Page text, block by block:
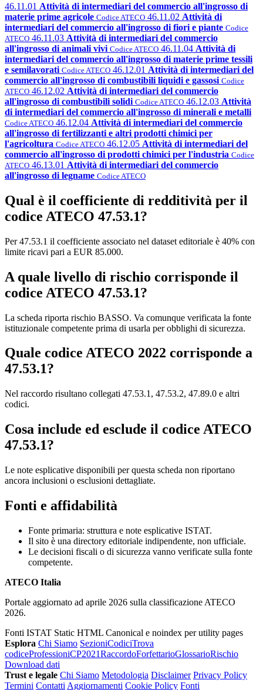
46.11.01 Attività di intermediari del commercio all'ingrosso di
materie prime agricole Codice ATECO 46.11.02 Attività di
intermediari del commercio all'ingrosso di fiori e piante Codice
ATECO 46.11.03 Attività di intermediari del commercio
all'ingrosso di animali vivi Codice ATECO 46.11.04 Attività di
intermediari del commercio all'ingrosso di materie prime tessili
e semilavorati Codice ATECO 46.12.01 Attività di intermediari del
commercio all'ingrosso di combustibili liquidi e gassosi Codice
ATECO 46.12.02 Attività di intermediari del commercio
all'ingrosso di combustibili solidi Codice ATECO 46.12.03 Attività
di intermediari del commercio all'ingrosso di minerali e metalli
Codice ATECO 46.12.04 Attività di intermediari del commercio
all'ingrosso di fertilizzanti e altri prodotti chimici per
l'agricoltura Codice ATECO 46.12.05 Attività di intermediari del
commercio all'ingrosso di prodotti chimici per l'industria Codice
ATECO 46.13.01 Attività di intermediari del commercio
all'ingrosso di legname Codice ATECO
Qual è il coefficiente di redditività per il
codice ATECO 47.53.1?
Per 47.53.1 il coefficiente associato nel dataset editoriale è 40% con
limite ricavi pari a EUR 85.000.
A quale livello di rischio corrisponde il
codice ATECO 47.53.1?
La scheda riporta rischio BASSO. Va comunque verificata la fonte
istituzionale competente prima di usarla per obblighi di sicurezza.
Quale codice ATECO 2022 corrisponde a
47.53.1?
Nel raccordo risultano collegati 47.53.1, 47.53.2, 47.89.0 e altri
codici.
Cosa include ed esclude il codice ATECO
47.53.1?
Le note esplicative disponibili per questa scheda non riportano
ancora inclusioni o esclusioni dettagliate.
Fonti e affidabilità
Fonte primaria: struttura e note esplicative ISTAT.
Il sito è una directory editoriale indipendente, non ufficiale.
Le decisioni fiscali o di sicurezza vanno verificate sulla fonte
competente.
ATECO Italia
Portale aggiornato ad aprile 2026 sulla classificazione ATECO
2026.
Fonti ISTAT Static HTML Canonical e noindex per utility pages
Esplora Chi Siamo SezioniCodiciTrova
codiceProfessioniCP2021RaccordoForfettarioGlossarioRischio
Download dati
Trust e legale Chi Siamo Metodologia Disclaimer Privacy Policy
Termini Contatti Aggiornamenti Cookie Policy Fonti